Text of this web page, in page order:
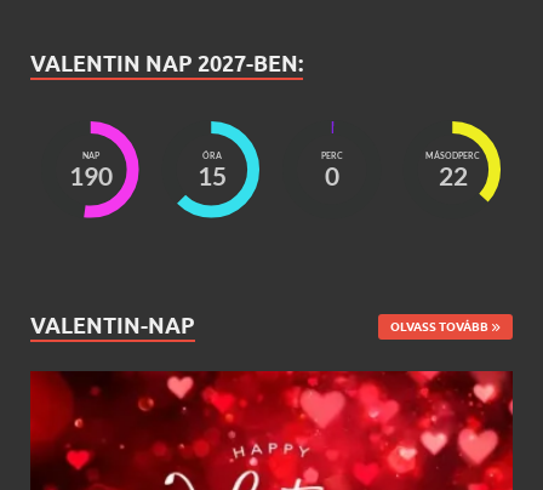
VALENTIN NAP 2027-BEN:
NAP
190
ÓRA
15
PERC
0
MÁSODPERC
20
VALENTIN-NAP OLVASS TOVÁBB